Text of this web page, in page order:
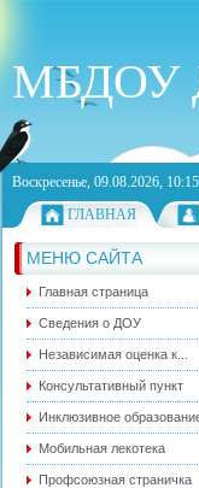
МБДОУ
Воскресенье, 09.08.2026, 10:15
ГЛАВНАЯ
МЕНЮ САЙТА
Главная страница
Сведения о ДОУ
Независимая оценка к...
Консультативный пункт
Инклюзивное
Мобильная лекотека
Профсоюзная страничка